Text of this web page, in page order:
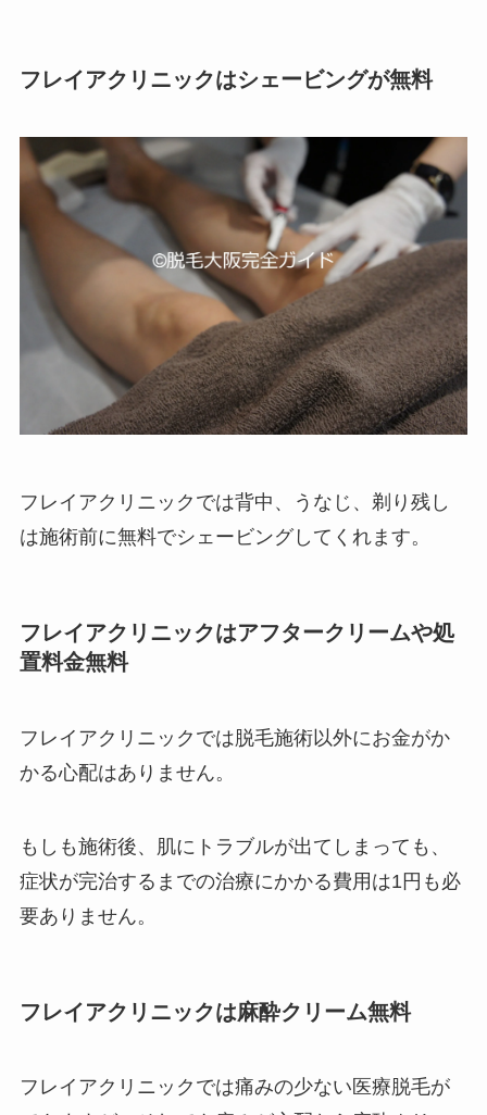
フレイアクリニックはシェービングが無料
フレイアクリニックでは背中、うなじ、剃り残し
は施術前に無料でシェービングしてくれます。
フレイアクリニックはアフタークリームや処
置料金無料
フレイアクリニックでは脱毛施術以外にお金がか
かる心配はありません。
もしも施術後、肌にトラブルが出てしまっても、
症状が完治するまでの治療にかかる費用は1円も必
要ありません。
フレイアクリニックは麻酔クリーム無料
フレイアクリニックでは痛みの少ない医療脱毛が